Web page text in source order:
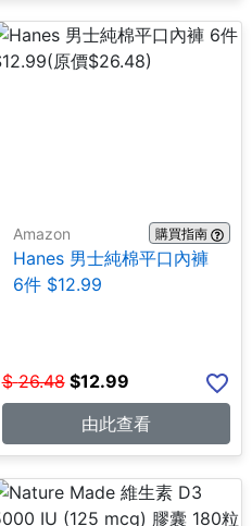
Amazon 購買指南
Hanes 男士純棉平口內褲
6件 $12.99
$ 26.48 $12.99
由此查看